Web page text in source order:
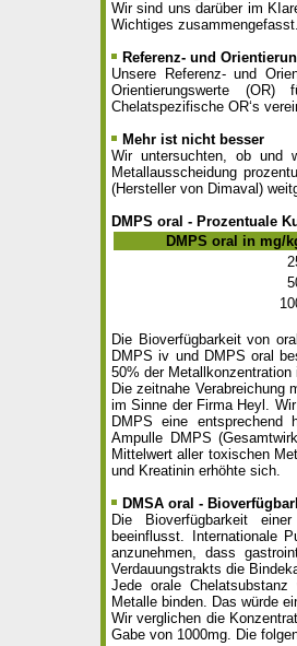
Wir sind uns darüber im
Wichtiges
Referenz- und
Unsere Referenz- und
Orientierungswerte
Chelatspezifische OR‘s
Mehr ist nicht besser
Wir untersuchten, ob und
Metallausscheidung
(Hersteller von Dimaval)
DMPS oral - Prozentuale
DMPS oral in mg/
Die Bioverfügbarkeit von
DMPS iv und DMPS oral
50% der
Die zeitnahe Verabreichung
im Sinne der Firma Heyl.
DMPS eine entsprechend
Ampulle DMPS
Mittelwert aller toxischen
und Kreatinin erhöhte sich.
DMSA oral -
Die Bioverfügbarkeit
beeinflusst. Internationale
anzunehmen, dass
Verdauungstrakts die
Jede orale
Metalle binden. Das würde
Wir verglichen die
Gabe von 1000mg. Die